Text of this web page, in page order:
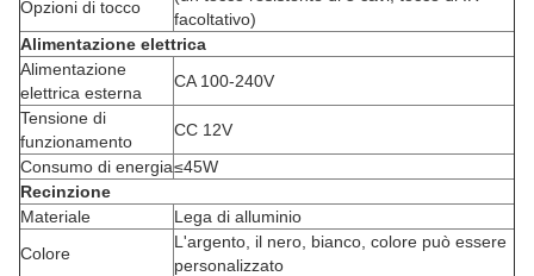
Opzioni di tocco
facoltativo)
Alimentazione elettrica
Alimentazione
elettrica esterna
CA 100-240V
Tensione di
funzionamento
CC 12V
Consumo di energia≤45W
Recinzione
Materiale
Lega di alluminio
Colore
L'argento, il nero, bianco, colore può essere
personalizzato